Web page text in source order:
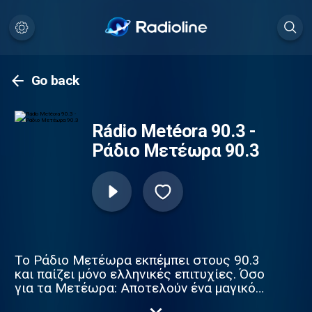
Go back
Rádio Metéora 90.3 -
Ράδιο Μετέωρα 90.3
Το Ράδιο Μετέωρα εκπέμπει στους 90.3
και παίζει μόνο ελληνικές επιτυχίες. Όσο
για τα Μετέωρα: Αποτελούν ένα μαγικό